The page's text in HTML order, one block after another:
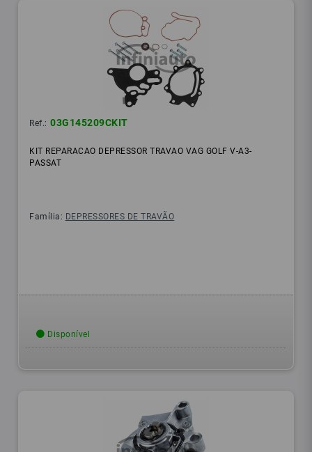
Ref.: 03G145209CKIT
KIT REPARACAO DEPRESSOR TRAVAO VAG GOLF V-A3-
PASSAT
Família: DEPRESSORES DE TRAVÃO
Disponível